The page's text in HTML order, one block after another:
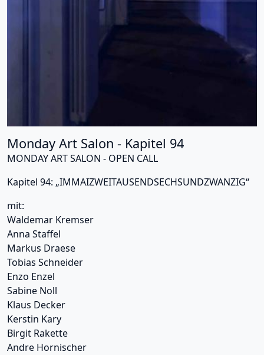
Monday Art Salon - Kapitel 94
MONDAY ART SALON - OPEN CALL
Kapitel 94: „IMMAIZWEITAUSENDSECHSUNDZWANZIG“
mit:
Waldemar Kremser
Anna Staffel
Markus Draese
Tobias Schneider
Enzo Enzel
Sabine Noll
Klaus Decker
Kerstin Kary
Birgit Rakette
Andre Hornischer